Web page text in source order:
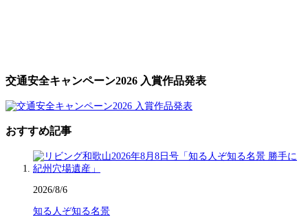
交通安全キャンペーン2026 入賞作品発表
おすすめ記事
2026/8/6
知る人ぞ知る名景